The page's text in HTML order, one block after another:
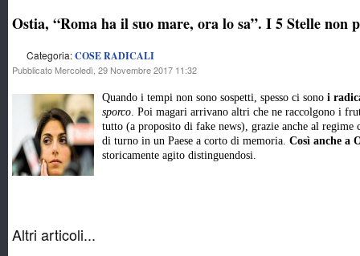
Ostia, “Roma ha il suo mare, ora lo sa”. I 5 Stelle non
Categoria:COSE RADICALI
Pubblicato Mercoledì, 29 Novembre 2017 11:32
Quando i tempi non sono sospetti, spesso ci sono i
sporco. Poi magari arrivano altri che ne raccolgono i
tutto (a proposito di fake news), grazie anche al
di turno in un Paese a corto di memoria. Così anche a
storicamente agito distinguendosi.
Altri articoli...